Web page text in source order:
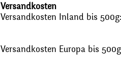
Versandkosten
Versandkosten Inland bis
Versandkosten Europa bis